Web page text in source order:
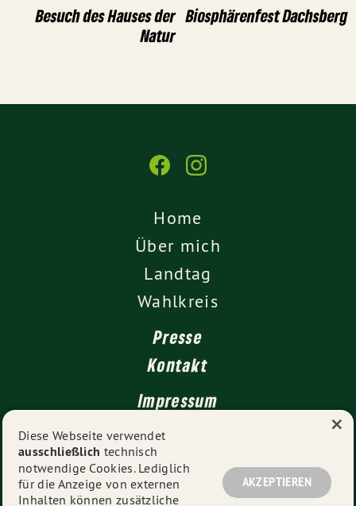
Besuch des Hauses der
Natur
Biosphärenfest Dachsberg
Home
Über mich
Landtag
Wahlkreis
Presse
Kontakt
Impressum
Datenschutz
© 2026Daniela Evers MdL - Alle Rechte vorbehalten.
Diese Webseite verwendet
ausschließlich technisch
notwendige Cookies. Lediglich
für die Anzeige von externen
Inhalten können zusätzliche
AKZEPTIEREN
×